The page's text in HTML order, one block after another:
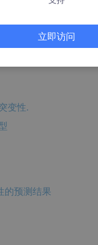
变性.
的预测结果
立即访问